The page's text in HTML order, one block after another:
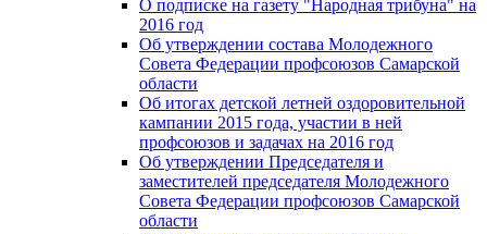
О подписке на газету "Народная трибуна" на
2016 год
Об утверждении состава Молодежного
Совета Федерации профсоюзов Самарской
области
Об итогах детской летней оздоровительной
кампании 2015 года, участии в ней
профсоюзов и задачах на 2016 год
Об утверждении Председателя и
заместителей председателя Молодежного
Совета Федерации профсоюзов Самарской
области